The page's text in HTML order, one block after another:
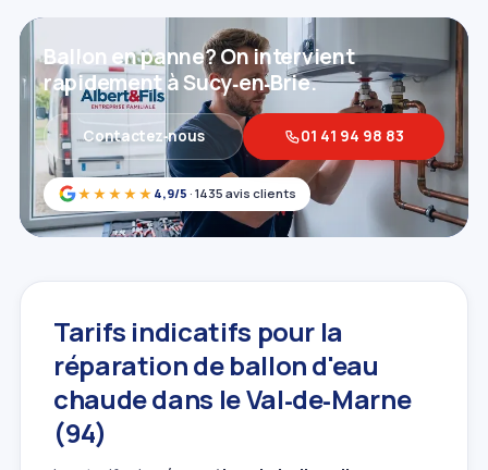
★★★★★ 4,9/5 · 1435 avis clients
Ballon en panne? On intervient
rapidement à Sucy‑en‑Brie.
Contactez‑nous 01 41 94 98 83
Tarifs indicatifs pour la
réparation de ballon d'eau
chaude dans le Val‑de‑Marne
(94)